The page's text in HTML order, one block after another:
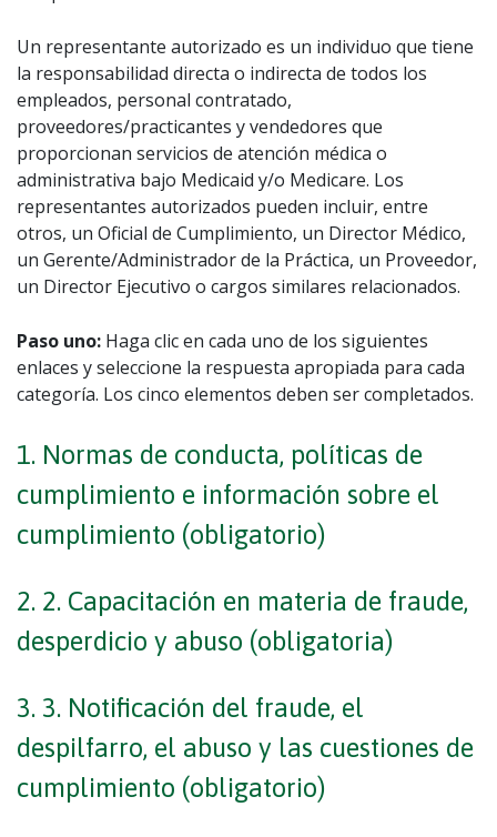
Un representante autorizado es un individuo que tiene
la responsabilidad directa o indirecta de todos los
empleados, personal contratado,
proveedores/practicantes y vendedores que
proporcionan servicios de atención médica o
administrativa bajo Medicaid y/o Medicare. Los
representantes autorizados pueden incluir, entre
otros, un Oficial de Cumplimiento, un Director Médico,
un Gerente/Administrador de la Práctica, un Proveedor,
un Director Ejecutivo o cargos similares relacionados.
Paso uno: Haga clic en cada uno de los siguientes
enlaces y seleccione la respuesta apropiada para cada
categoría. Los cinco elementos deben ser completados.
1. Normas de conducta, políticas de
cumplimiento e información sobre el
cumplimiento (obligatorio)
2. 2. Capacitación en materia de fraude,
desperdicio y abuso (obligatoria)
3. 3. Notificación del fraude, el
despilfarro, el abuso y las cuestiones de
cumplimiento (obligatorio)